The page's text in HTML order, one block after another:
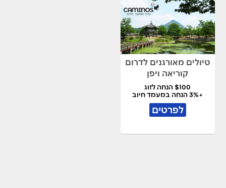
טיולים מאורגנים לדרום
קוריאה ויפן
$100 הנחה לזוג
+3% הנחה במעמד חיוב
לפרטים